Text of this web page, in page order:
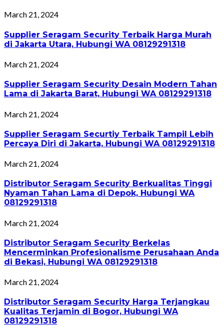
March 21, 2024
Supplier Seragam Security Terbaik Harga Murah
di Jakarta Utara, Hubungi WA 08129291318
March 21, 2024
Supplier Seragam Security Desain Modern Tahan
Lama di Jakarta Barat, Hubungi WA 08129291318
March 21, 2024
Supplier Seragam Securtiy Terbaik Tampil Lebih
Percaya Diri di Jakarta, Hubungi WA 08129291318
March 21, 2024
Distributor Seragam Security Berkualitas Tinggi
Nyaman Tahan Lama di Depok, Hubungi WA
08129291318
March 21, 2024
Distributor Seragam Security Berkelas
Mencerminkan Profesionalisme Perusahaan Anda
di Bekasi, Hubungi WA 08129291318
March 21, 2024
Distributor Seragam Security Harga Terjangkau
Kualitas Terjamin di Bogor, Hubungi WA
08129291318